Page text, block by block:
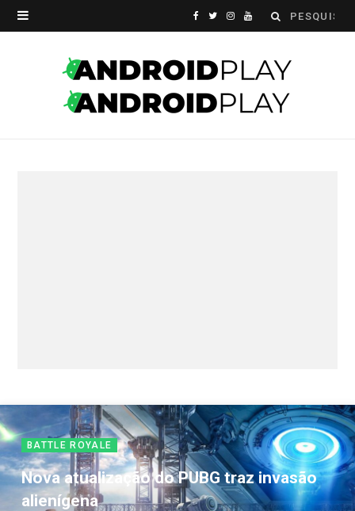
Search
F
c
T
i
t
I Y
u
T
BATTLE ROYALE
Nova atualização do PUBG traz invasão
alienígena